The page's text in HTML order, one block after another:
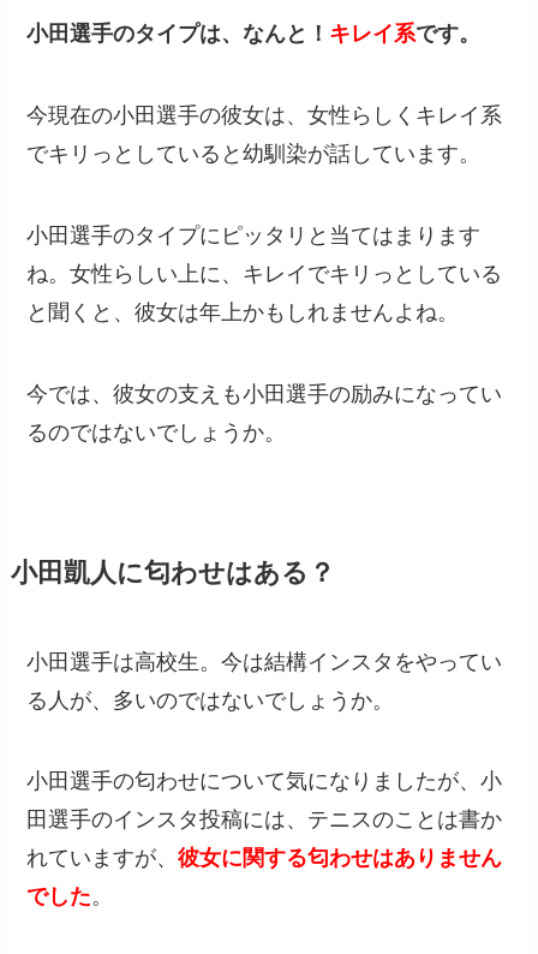
小田選手のタイプは、なんと！ キレイ系です。
今現在の小田選手の彼女は、女性らしくキレイ系
でキリっとしていると幼馴染が話しています。
小田選手のタイプにピッタリと当てはまります
ね。女性らしい上に、キレイでキリっとしている
と聞くと、彼女は年上かもしれませんよね。
今では、彼女の支えも小田選手の励みになってい
るのではないでしょうか。
小田凱人に匂わせはある？
小田選手は高校生。今は結構インスタをやってい
る人が、多いのではないでしょうか。
小田選手の匂わせについて気になりましたが、小
田選手のインスタ投稿には、テニスのことは書か
れていますが、彼女に関する匂わせはありません
でした。